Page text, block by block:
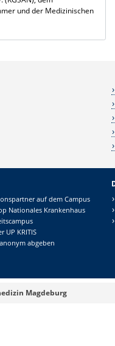
und der Medizinischen
auf dem Campus
Nationales Krankenhaus
UP KRITIS
abgeben
Magdeburg